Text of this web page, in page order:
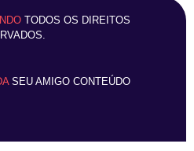
TODOS OS DIREITOS
SEU AMIGO CONTEÚDO